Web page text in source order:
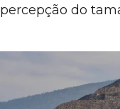
percepção do